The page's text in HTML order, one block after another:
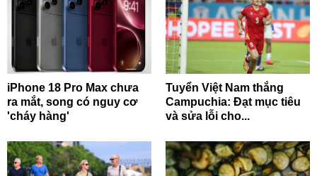
iPhone 18 Pro Max chưa
ra mắt, song có nguy cơ
'cháy hàng'
Tuyển Việt Nam thắng
Campuchia: Đạt mục tiêu
và sửa lỗi cho...